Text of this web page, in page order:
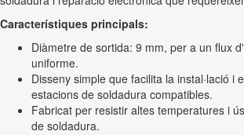
Característiques principals:
Diàmetre de sortida: 9 mm, per a un flux
uniforme.
Disseny simple que facilita la instal·lació i
estacions de soldadura compatibles.
Fabricat per resistir altes temperatures i
de soldadura.